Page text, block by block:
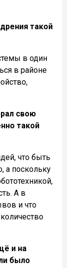
такой
в один
в районе
свою
такой
что быть
а поскольку
А в
и что
и на
было